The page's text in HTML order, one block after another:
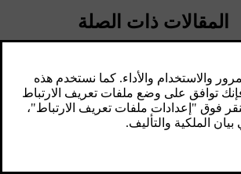
المقالات ذات الصلة
Android Auto
Android Auto يمنحك خيار سماع الملفات
الصوتية وإجراء مكالمات هاتفية والحصول
على توجيهات واستخدام تطبيقات متهيئة